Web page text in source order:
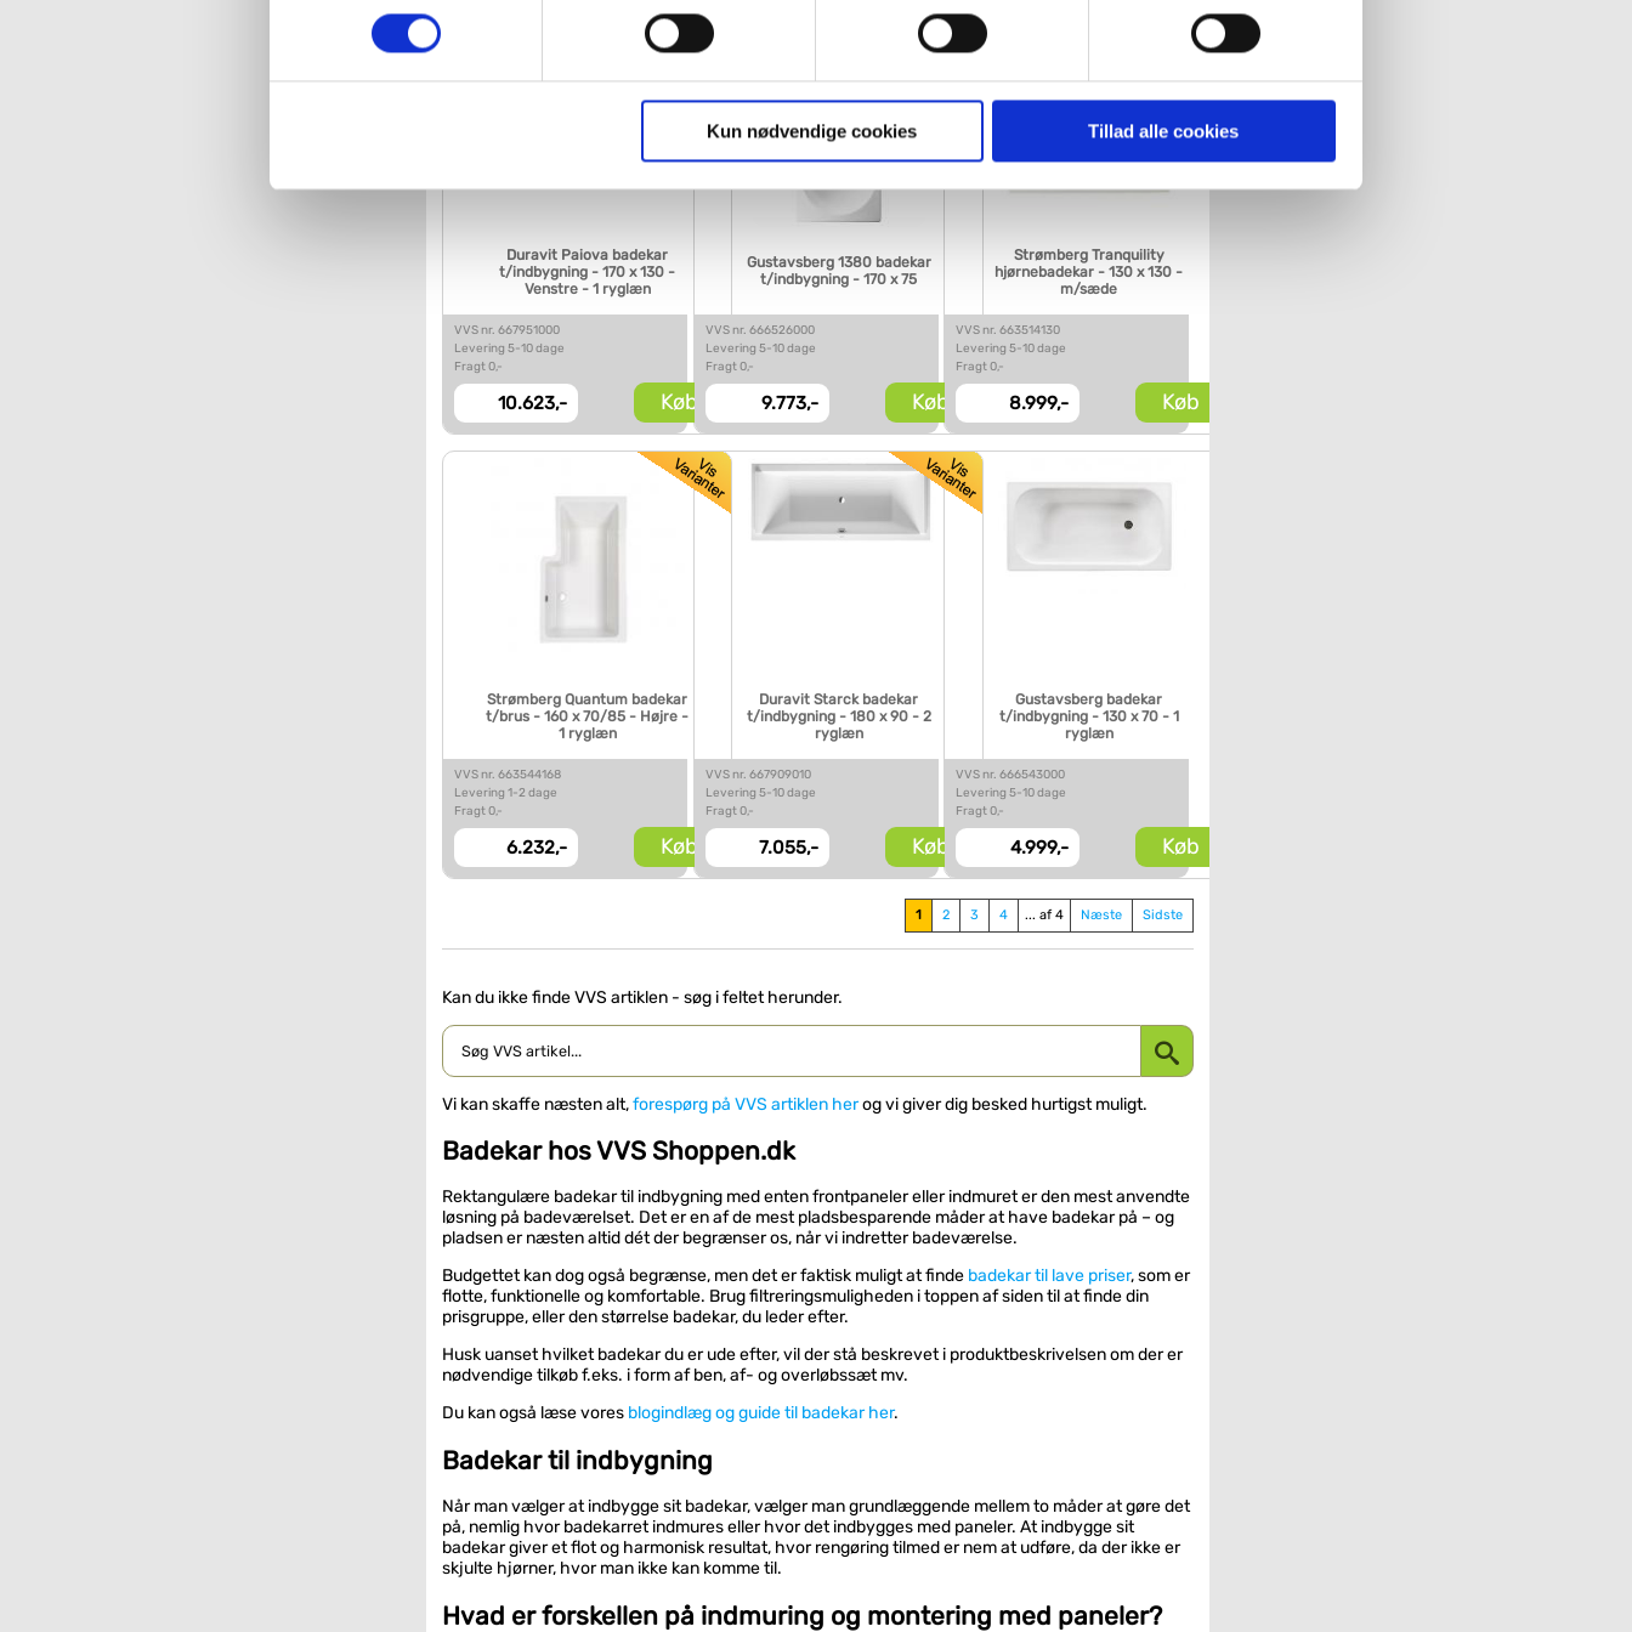
VVS-Shoppen.dk bruger både egne cookies og tredjeparts cookies. Ved at klikke 'Vis detaljer' nedenfor kan du se hvilke
Hvis du accepterer alle cookies, så giver du samtykke til de ovenfor nævnte formål med de pågældende cookies. Du har
imidlertid også mulighed for at vælge bestemte cookie-typer til og fra nedenfor. Til enhver tid er det ligeledes muligt, at
ændre i dit samtykke, hvis du måtte ønske det.
Du kan se mere om, hvordan vi behandler dine personoplysninger, ved at klikke
Kun nødvendige cookies Tillad alle cookies
Duravit Paiova badekar
t/indbygning - 170 x 130 -
Venstre - 1 ryglæn
VVS nr. 667951000
Levering 5-10 dage
Fragt 0,-
10.623,- Køb
Gustavsberg 1380 badekar
t/indbygning - 170 x 75
VVS nr. 666526000
Levering 5-10 dage
Fragt 0,-
9.773,- Køb
Strømberg Tranquility
hjørnebadekar - 130 x 130 -
m/sæde
VVS nr. 663514130
Levering 5-10 dage
Fragt 0,-
8.999,- Køb
Strømberg Quantum badekar
t/brus - 160 x 70/85 - Højre -
1 ryglæn
VVS nr. 663544168
Levering 1-2 dage
Fragt 0,-
6.232,- Køb
Duravit Starck badekar
t/indbygning - 180 x 90 - 2
ryglæn
VVS nr. 667909010
Levering 5-10 dage
Fragt 0,-
7.055,- Køb
Gustavsberg badekar
t/indbygning - 130 x 70 - 1
ryglæn
VVS nr. 666543000
Levering 5-10 dage
Fragt 0,-
4.999,- Køb
1 2 3 4 ... af 4 Næste Sidste
Kan du ikke finde VVS artiklen - søg i feltet herunder.
Vi kan skaffe næsten alt,forespørg på VVS artiklen herog vi giver dig besked hurtigst muligt.
Badekar hos VVS Shoppen.dk
Rektangulære badekar til indbygning med enten frontpaneler eller indmuret er den mest anvendte
løsning på badeværelset. Det er en af de mest pladsbesparende måder at have badekar på – og
pladsen er næsten altid dét der begrænser os, når vi indretter badeværelse.
Budgettet kan dog også begrænse, men det er faktisk muligt at finde badekar til lave priser, som er
flotte, funktionelle og komfortable. Brug filtreringsmuligheden i toppen af siden til at finde din
prisgruppe, eller den størrelse badekar, du leder efter.
Husk uanset hvilket badekar du er ude efter, vil der stå beskrevet i produktbeskrivelsen om der er
nødvendige tilkøb f.eks. i form af ben, af- og overløbssæt mv.
Du kan også læse vores blogindlæg og guide til badekar her.
Badekar til indbygning
Når man vælger at indbygge sit badekar, vælger man grundlæggende mellem to måder at gøre det
på, nemlig hvor badekarret indmures eller hvor det indbygges med paneler. At indbygge sit
badekar giver et flot og harmonisk resultat, hvor rengøring tilmed er nem at udføre, da der ikke er
skjulte hjørner, hvor man ikke kan komme til.
Hvad er forskellen på indmuring og montering med paneler?